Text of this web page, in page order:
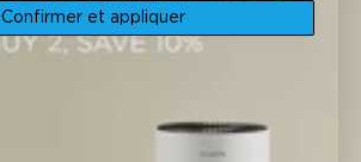
Confirmer et appliquer